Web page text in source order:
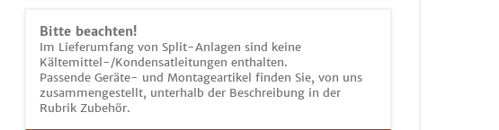
Bitte beachten!
Im Lieferumfang von Split-Anlagen sind keine
Kältemittel-/Kondensatleitungen enthalten.
Passende Geräte- und Montageartikel finden Sie, von uns
zusammengestellt, unterhalb der Beschreibung in der
Rubrik Zubehör.